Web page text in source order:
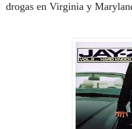
drogas en Virginia y